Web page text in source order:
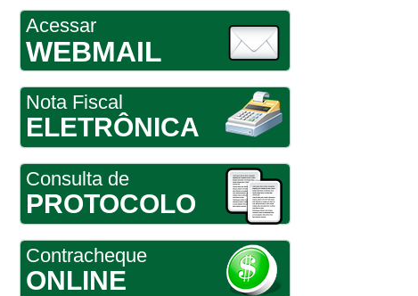
Acessar
WEBMAIL
Nota Fiscal
ELETRÔNICA
Consulta de
PROTOCOLO
Contracheque
ONLINE